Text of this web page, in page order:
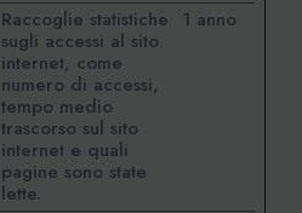
Raccoglie statistiche
sugli accessi al sito
internet, come
numero di accessi,
tempo medio
trascorso sul sito
internet e quali
pagine sono state
lette.
1 anno